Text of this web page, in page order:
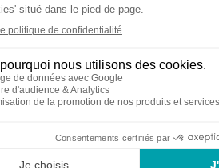
Comme pour chacun de nos
ski adéquates et éventuellement le
LES RAQUETTES À
Vous n’êtes pas spécialement à
durant votre séjour ? Vous avez
depuis les pistes ? Vous cherchez